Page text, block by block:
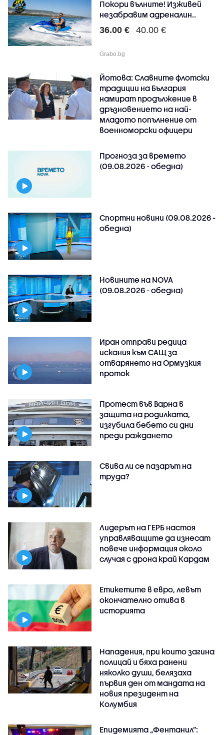
Покори вълните! Изживей
незабравим адреналин..
36.00 € 40.00 €
Grabo.bg
Йотова: Славните флотски
традиции на България
намират продължение в
дръзновението на най-
младото попълнение от
военноморски офицери
Прогноза за времето
(09.08.2026 - обедна)
Спортни новини (09.08.2026 -
обедна)
Новините на NOVA
(09.08.2026 - обедна)
Иран отправи редица
искания към САЩ за
отварянето на Ормузкия
проток
Протест във Варна в
защита на родилката,
изгубила бебето си дни
преди раждането
Свива ли се пазарът на
труда?
Лидерът на ГЕРБ настоя
управляващите да изнесат
повече информация около
случая с дрона край Кардам
Етикетите в евро, левът
окончателно отива в
историята
Нападения, при които загина
полицай и бяха ранени
няколко души, белязаха
първия ден от мандата на
новия президент на
Колумбия
Епидемията „Фентанил”: